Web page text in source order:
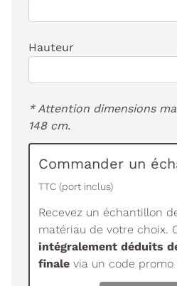
Hauteur
* Attention dimensions
148 cm.
Commander un
TTC (port inclus)
Recevez un échantillon
matériau de votre choix.
intégralement déduits
finale via un code